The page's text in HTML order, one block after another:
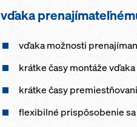
vďaka
vďaka možnosti
krátke časy montáže
krátke časy
flexibilné prispôsobenie